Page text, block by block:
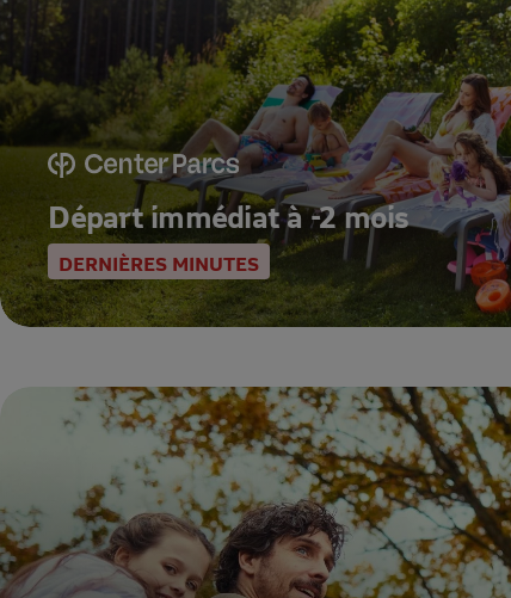
Départ immédiat à -2 mois
DERNIÈRES MINUTES